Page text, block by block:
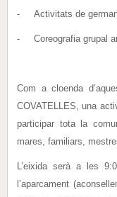
- Activitats de
- Coreografia grupal
Com a cloenda
COVATELLES, una
participar tota la
mares, familiars,
L’eixida serà a les
l’aparcament